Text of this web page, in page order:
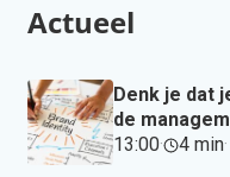
Actueel
Denk je dat
de
13:00· 4 min·